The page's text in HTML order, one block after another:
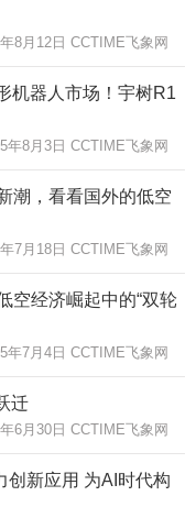
8月12日 CCTIME飞象网
机器人市场！宇树R1
年8月3日 CCTIME飞象网
潮，看看国外的低空
7月18日 CCTIME飞象网
空经济崛起中的“双轮
年7月4日 CCTIME飞象网
迁
6月30日 CCTIME飞象网
创新应用 为AI时代构